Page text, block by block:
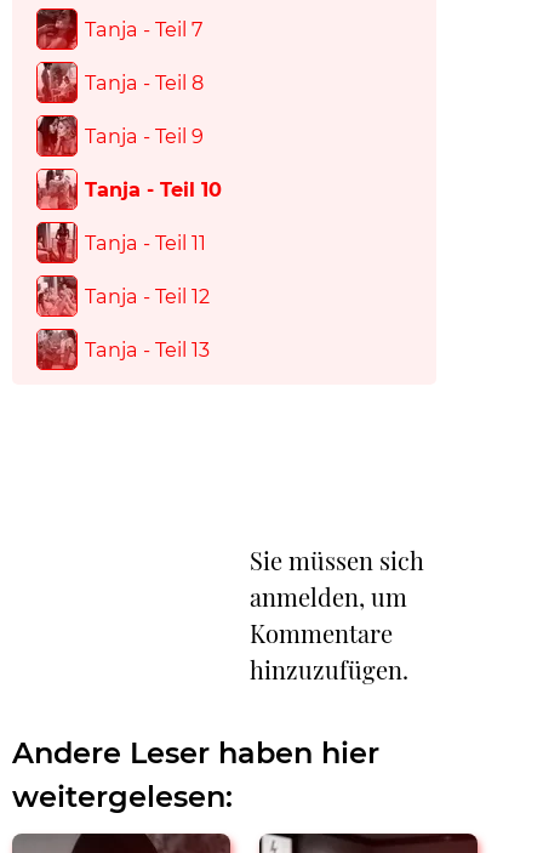
Tanja - Teil 7
Tanja - Teil 8
Tanja - Teil 9
Tanja - Teil 10
Tanja - Teil 11
Tanja - Teil 12
Tanja - Teil 13
Sie müssen sich
anmelden, um
Kommentare
hinzuzufügen.
Andere Leser haben hier
weitergelesen: